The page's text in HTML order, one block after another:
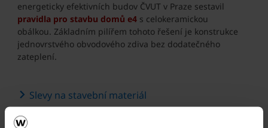
energeticky efektivních budov ČVUT v Praze sestavil
pravidla pro stavbu domů e4 s celokeramickou
obálkou. Základním pilířem tohoto řešení je konstrukce
jednovrstvého obvodového zdiva bez dodatečného
zateplení.
Slevy na stavební materiál